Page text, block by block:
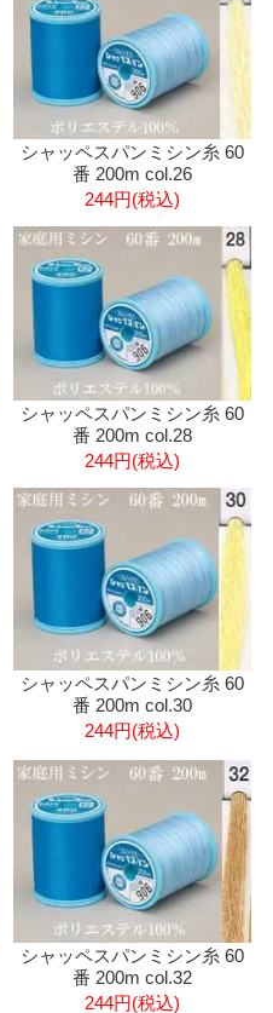
シャッペスパンミシン糸 60
番 200m col.26
244円(税込)
シャッペスパンミシン糸 60
番 200m col.28
244円(税込)
シャッペスパンミシン糸 60
番 200m col.30
244円(税込)
シャッペスパンミシン糸 60
番 200m col.32
244円(税込)